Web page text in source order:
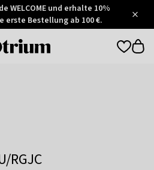
WELCOME und erhalte 10%
erste Bestellung ab 100 €.
Otrium
RGJC